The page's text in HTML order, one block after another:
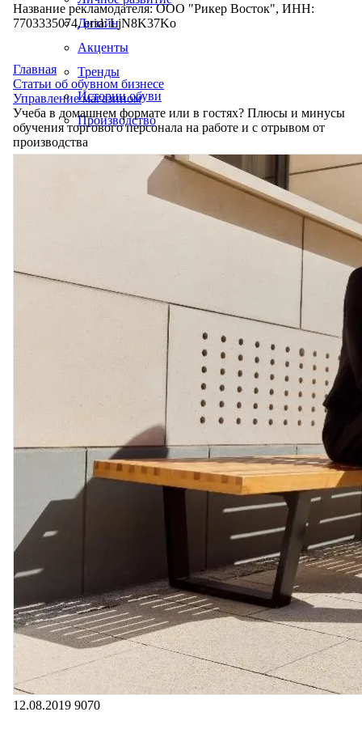
Дизайн
Акценты
Тренды
Истории обуви
Производство
Название рекламодателя: ООО "Рикер Восток", ИНН:
7703335074, erid: LjN8K37Ko
Главная
Статьи об обувном бизнесе
Управление магазином
Учеба в домашнем формате или в гостях? Плюсы и минусы
обучения торгового персонала на работе и с отрывом от
производства
12.08.2019 9070